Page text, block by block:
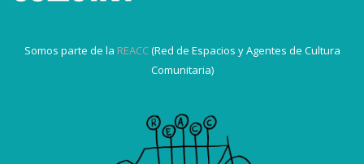
Somos parte de la REACC(Red de Espacios y Agentes de Cultura
Comunitaria)